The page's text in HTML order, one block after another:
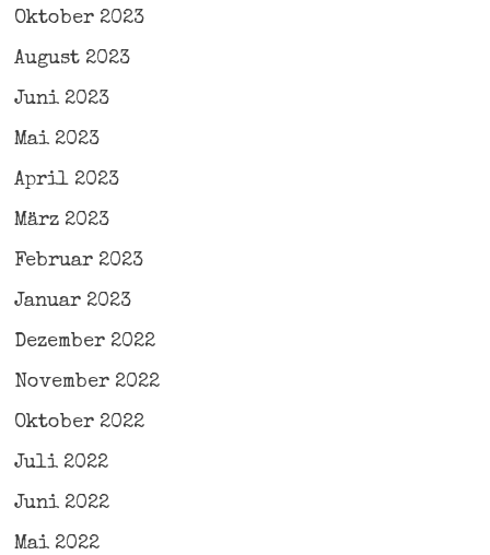
Oktober 2023
August 2023
Juni 2023
Mai 2023
April 2023
März 2023
Februar 2023
Januar 2023
Dezember 2022
November 2022
Oktober 2022
Juli 2022
Juni 2022
Mai 2022